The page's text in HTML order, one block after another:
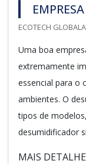
ECOTECH
Uma boa
extremamente
essencial para o
ambientes. O
tipos de
desumidificador
MAIS